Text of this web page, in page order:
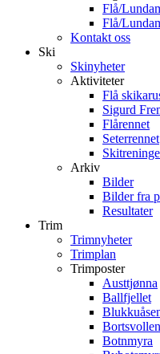
Flå/
Flå/
Kontakt oss
Ski
Skinyheter
Aktiviteter
Flå
Sigurd
Flårennet
Seterrennet
Arkiv
Bilder
Bilder fra
Resultater
Trim
Trimnyheter
Trimplan
Trimposter
Austtjønna
Ballfjellet
Bortsvollen
Botnmyra